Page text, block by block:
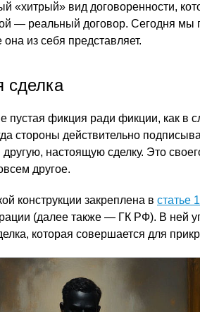
«хитрый» вид договоренности,
— реальный договор. Сегодня мы
из себя представляет.
сделка
пустая фикция ради фикции, как в
стороны действительно
другую, настоящую сделку. Это
другое.
конструкции закреплена в статье
(далее также — ГК РФ). В ней
которая совершается для